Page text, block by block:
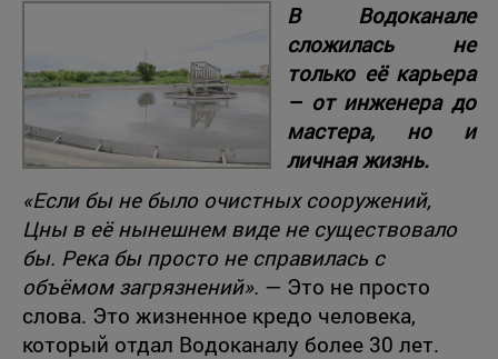
В Водоканале
сложилась не
только её карьера
– от инженера до
мастера, но и
личная жизнь.
«Если бы не было очистных сооружений,
Цны в её нынешнем виде не существовало
бы. Река бы просто не справилась с
объёмом загрязнений». — Это не просто
слова. Это жизненное кредо человека,
который отдал Водоканалу более 30 лет.